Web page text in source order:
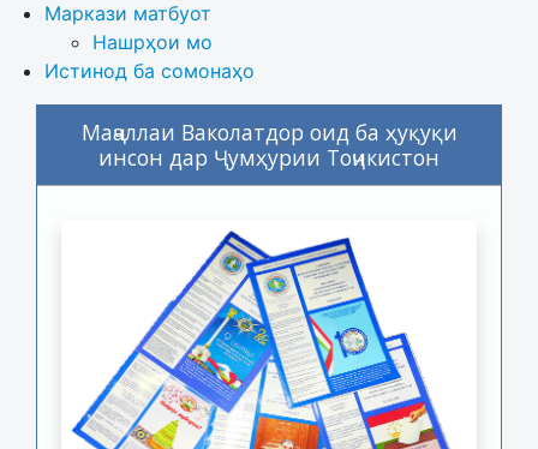
Маркази матбуот
Нашрҳои мо
Истинод ба сомонаҳо
Маҷаллаи Ваколатдор оид ба ҳуқуқи
инсон дар Ҷумҳурии Тоҷикистон